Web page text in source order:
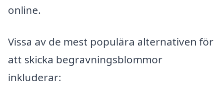
online.
Vissa av de mest populära alternativen för
att skicka begravningsblommor
inkluderar: